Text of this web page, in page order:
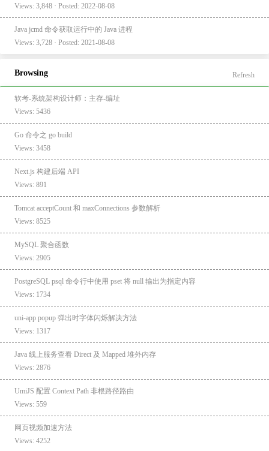
Views: 3,848 · Posted: 2022-08-08
Java jcmd 命令获取运行中的 Java 进程
Views: 3,728 · Posted: 2021-08-08
Browsing Refresh
软考-系统架构设计师：主存-编址
Views: 5436
Go 命令之 go build
Views: 3458
Next.js 构建后端 API
Views: 891
Tomcat acceptCount 和 maxConnections 参数解析
Views: 8525
MySQL 聚合函数
Views: 2905
PostgreSQL psql 命令行中使用 pset 将 null 输出为指定内容
Views: 1734
uni-app popup 弹出时字体闪烁解决方法
Views: 1317
Java 线上服务查看 Direct 及 Mapped 堆外内存
Views: 2876
UmiJS 配置 Context Path 非根路径路由
Views: 559
网页视频加速方法
Views: 4252